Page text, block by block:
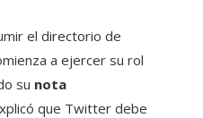
el directorio de
a ejercer su rol
su nota
que Twitter debe